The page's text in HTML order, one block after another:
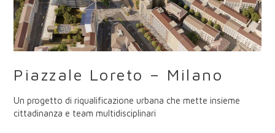
Piazzale Loreto – Milano
Un progetto di riqualificazione urbana che mette insieme
cittadinanza e team multidisciplinari